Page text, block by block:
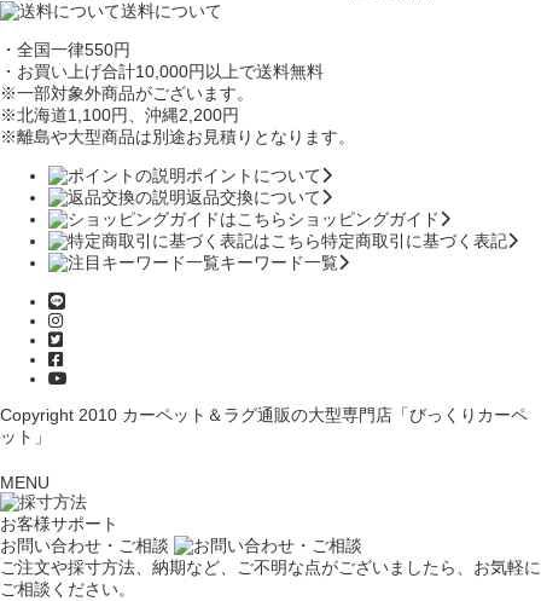
送料について
・全国一律550円
・お買い上げ合計10,000円 以上で送料無料
※一部対象外商品がございます。
※北海道1,100円、沖縄2,200円
※離島や大型商品は別途お見積りとなります。
ポイントについて
返品交換について
ショッピングガイド
特定商取引に基づく表記
キーワード一覧
Copyright 2010 カーペット＆ラグ通販の大型専門店「びっくりカーペ
ット」
MENU
お客様サポート
お問い合わせ・ご相談
ご注文や採寸方法、納期など、ご不明な点がございましたら、お気軽に
ご相談ください。